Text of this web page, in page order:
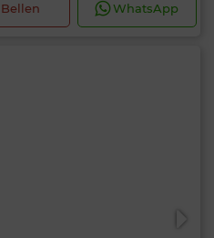
Bellen WhatsApp